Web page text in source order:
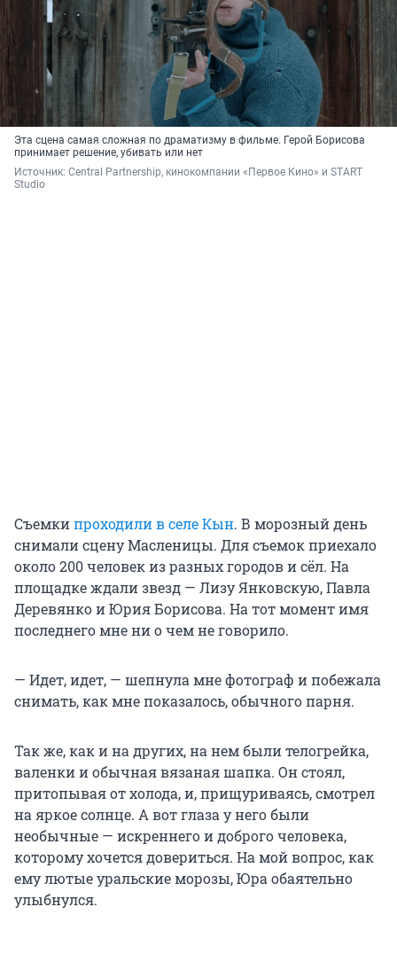
Эта сцена самая сложная по драматизму в фильме. Герой Борисова
принимает решение, убивать или нет
Источник: Central Partnership, кинокомпании «Первое Кино» и START
Studio
Съемкипроходили в селе Кын. В морозный день
снимали сцену Масленицы. Для съемок приехало
около 200 человек из разных городов и сёл. На
площадке ждали звезд — Лизу Янковскую, Павла
Деревянко и Юрия Борисова. На тот момент имя
последнего мне ни о чем не говорило.
— Идет, идет, — шепнула мне фотограф и побежала
снимать, как мне показалось, обычного парня.
Так же, как и на других, на нем были телогрейка,
валенки и обычная вязаная шапка. Он стоял,
притопывая от холода, и, прищуриваясь, смотрел
на яркое солнце. А вот глаза у него были
необычные — искреннего и доброго человека,
которому хочется довериться. На мой вопрос, как
ему лютые уральские морозы, Юра обаятельно
улыбнулся.